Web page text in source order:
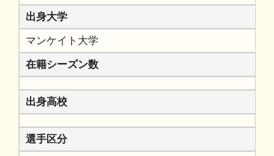
出身大学
マンケイト大学
在籍シーズン数
出身高校
選手区分